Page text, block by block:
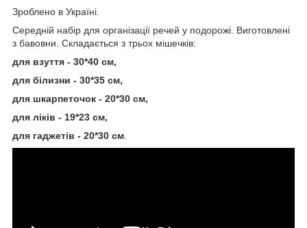
Зроблено в Україні.
Середній набір для організації речей у подорожі. Виготовлені
з бавовни. Складається з трьох мішечків:
для взуття - 30*40 см,
для білизни - 30*35 см,
для шкарпеточок - 20*30 см,
для ліків - 19*23 см,
для гаджетів - 20*30 см